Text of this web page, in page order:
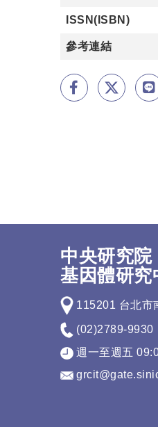
ISSN(ISBN)
參考連結
中央研究院
基因體研究
115201 台北市
(02)2789-9930
週一至週五